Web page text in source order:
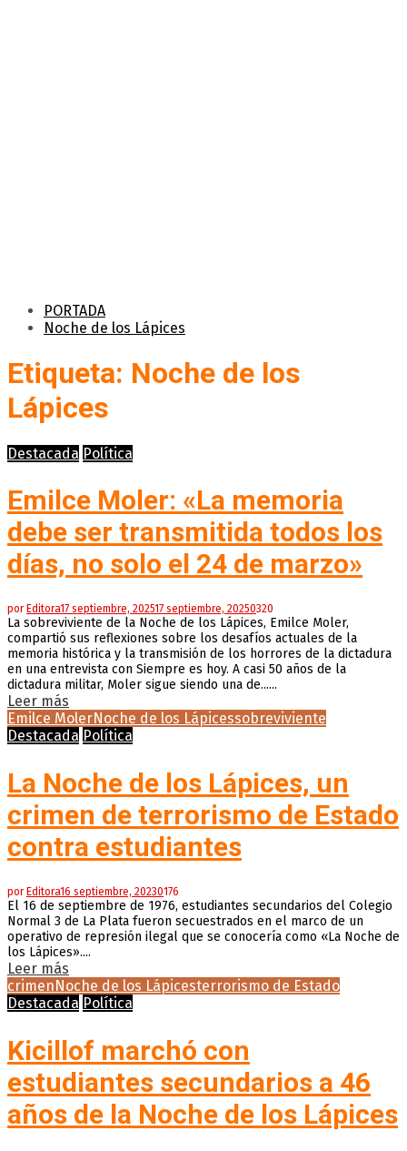
PORTADA
Noche de los Lápices
Etiqueta: Noche de los
Lápices
Destacada Política
Emilce Moler: «La memoria
debe ser transmitida todos los
días, no solo el 24 de marzo»
por Editora17 septiembre, 202517 septiembre, 20250320
La sobreviviente de la Noche de los Lápices, Emilce Moler,
compartió sus reflexiones sobre los desafíos actuales de la
memoria histórica y la transmisión de los horrores de la dictadura
en una entrevista con Siempre es hoy. A casi 50 años de la
dictadura militar, Moler sigue siendo una de......
Leer más
Emilce MolerNoche de los Lápicessobreviviente
Destacada Política
La Noche de los Lápices, un
crimen de terrorismo de Estado
contra estudiantes
por Editora16 septiembre, 20230176
El 16 de septiembre de 1976, estudiantes secundarios del Colegio
Normal 3 de La Plata fueron secuestrados en el marco de un
operativo de represión ilegal que se conocería como «La Noche de
los Lápices»....
Leer más
crimenNoche de los Lápicesterrorismo de Estado
Destacada Política
Kicillof marchó con
estudiantes secundarios a 46
años de la Noche de los Lápices